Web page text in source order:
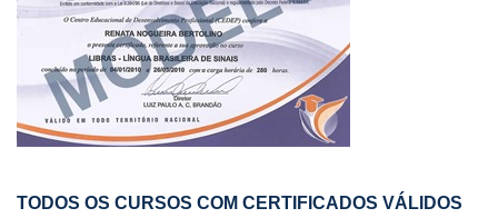
TODOS OS CURSOS COM CERTIFICADOS VÁLIDOS